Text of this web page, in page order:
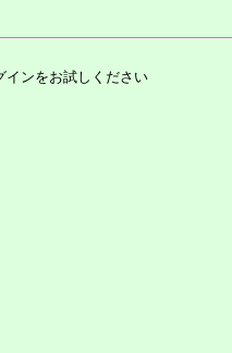
インをお試しください